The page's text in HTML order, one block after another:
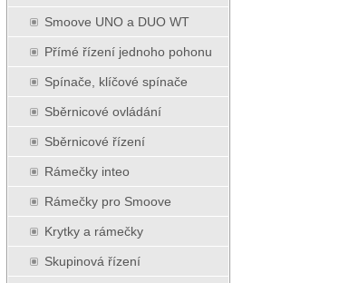
Smoove UNO a DUO WT
Přímé řízení jednoho pohonu
Spínače, klíčové spínače
Sběrnicové ovládání
Sběrnicové řízení
Rámečky inteo
Rámečky pro Smoove
Krytky a rámečky
Skupinová řízení